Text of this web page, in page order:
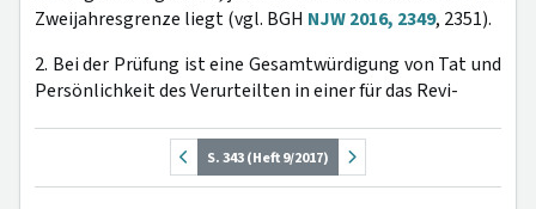
Zweijahresgrenze liegt (vgl. BGH NJW 2016, 2349, 2351).
2. Bei der Prüfung ist eine Gesamtwürdigung von Tat und
Persönlichkeit des Verurteilten in einer für das Revi-
S. 343 (Heft 9/2017)